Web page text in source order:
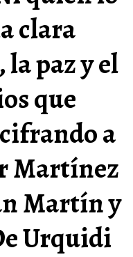
clara
paz y el
que
a
Martínez
Martín y
Urquidi